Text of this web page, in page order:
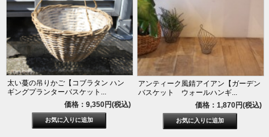
太い蔓の吊りかご【コブラタン ハン
ギングプランターバスケット...
価格：9,350円(税込)
アンティーク風錆アイアン【ガーデン
バスケット ウォールハンギ...
価格：1,870円(税込)